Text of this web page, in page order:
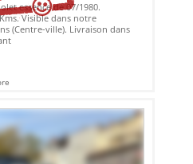
essence de 07/1980.
Visible dans notre
(Centre-ville). Livraison dans